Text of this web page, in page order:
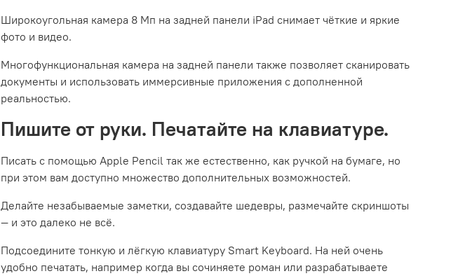
Широкоугольная камера 8 Мп на задней панели iPad снимает чёткие и яркие
фото и видео.
Многофункциональная камера на задней панели также позволяет сканировать
документы и использовать иммерсивные приложения с дополненной
реальностью.
Пишите от руки. Печатайте на клавиатуре.
Писать с помощью Apple Pencil так же естест­венно, как ручкой на бумаге, но
при этом вам доступно множество дополнительных возможностей.
Делайте незабываемые заметки, создавайте шедевры, размечайте скриншоты
— и это далеко не всё.
Подсоедините тонкую и лёгкую клавиатуру Smart Keyboard. На ней очень
удобно печатать, например когда вы сочиняете роман или разрабатываете